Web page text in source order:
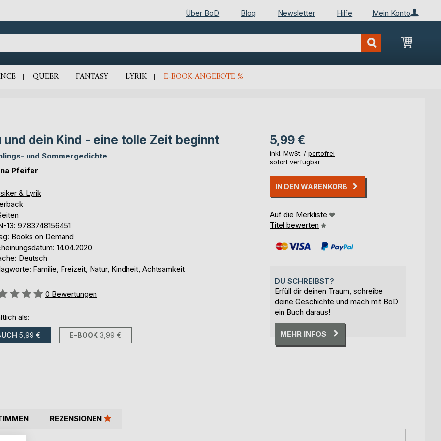
Mein Konto
Über BoD Blog Newsletter Hilfe
Mein
QUEER FANTASY LYRIK E-BOOK-ANGEBOTE %
und dein Kind - eine tolle Zeit beginnt
und Sommergedichte
Pfeifer
& Lyrik
13: 9783748156451
Books on Demand
14.04.2020
Deutsch
Familie, Freizeit, Natur, Kindheit, Achtsamkeit
0 Bewertungen
als:
5,99 € E-BOOK 3,99 €
5,99 €
inkl. MwSt. / portofrei
sofort verfügbar
IN DEN WARENKORB
Auf die Merkliste
Titel bewerten
DU SCHREIBST?
Erfüll dir deinen Traum, schreibe
deine Geschichte und mach mit BoD
ein Buch daraus!
MEHR INFOS
REZENSIONEN